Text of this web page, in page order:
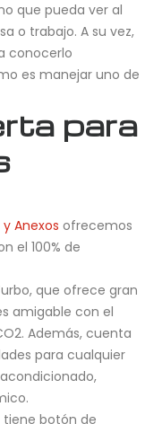
que pueda ver al
o trabajo. A su vez,
conocerlo
es manejar uno de
para
Anexos ofrecemos
el 100% de
que ofrece gran
amigable con el
Además, cuenta
para cualquier
tiene botón de